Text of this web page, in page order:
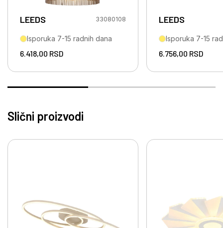
LEEDS 33080108
Isporuka 7-15 radnih dana
6.418,00 RSD
LEEDS
Isporuka 7-15
6.756,00 RSD
Slični proizvodi